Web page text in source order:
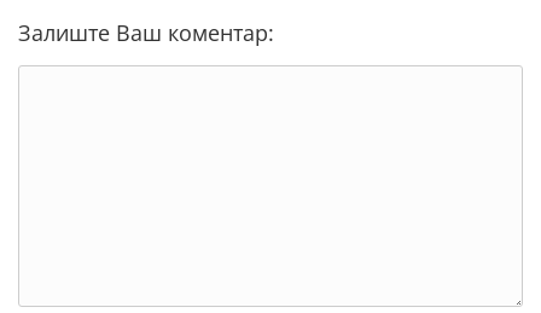
Залиште Ваш коментар: